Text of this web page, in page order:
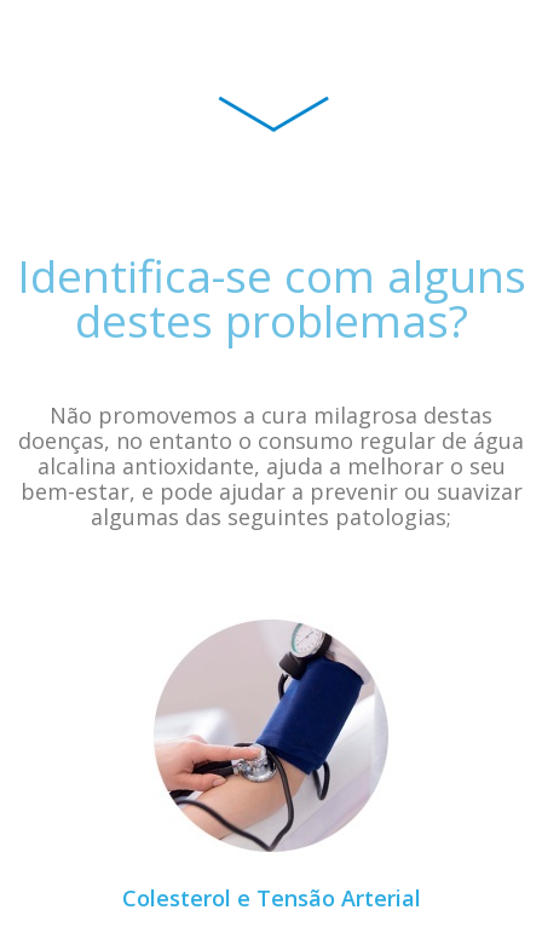
Identifica-se com alguns
destes problemas?
Não promovemos a cura milagrosa destas
doenças, no entanto o consumo regular de água
alcalina antioxidante, ajuda a melhorar o seu
bem-estar, e pode ajudar a prevenir ou suavizar
algumas das seguintes patologias;
Colesterol e Tensão Arterial​